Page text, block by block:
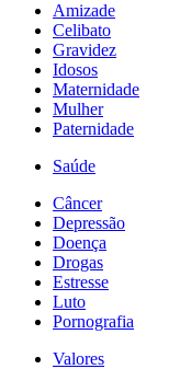
Amizade
Celibato
Gravidez
Idosos
Maternidade
Mulher
Paternidade
Saúde
Câncer
Depressão
Doença
Drogas
Estresse
Luto
Pornografia
Valores